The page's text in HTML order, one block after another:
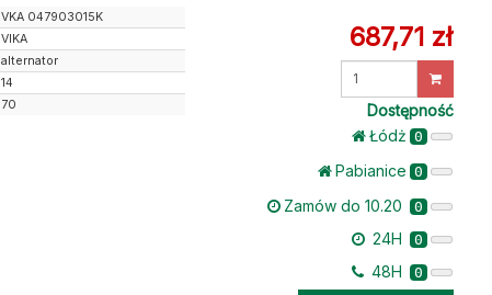
687,71 zł
Wprowadź
Dostępność
Łódż 0
Pabianice 0
Zamów do 10.20 0
24H 0
48H 0
VKA 047903015K
VIKA
alternator
14
70